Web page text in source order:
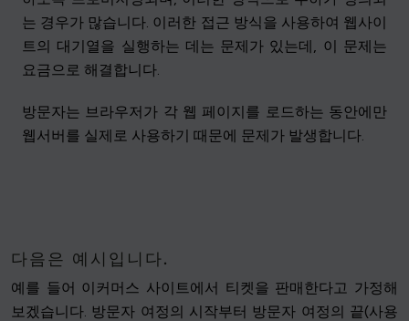
는 경우가 많습니다. 이러한 접근 방식을 사용하여 웹사이
트의 대기열을 실행하는 데는 문제가 있는데, 이 문제는
요금으로 해결합니다.
방문자는 브라우저가 각 웹 페이지를 로드하는 동안에만
웹서버를 실제로 사용하기 때문에 문제가 발생합니다.
다음은 예시입니다.
예를 들어 이커머스 사이트에서 티켓을 판매한다고 가정해
보겠습니다. 방문자 여정의 시작부터 방문자 여정의 끝(사용